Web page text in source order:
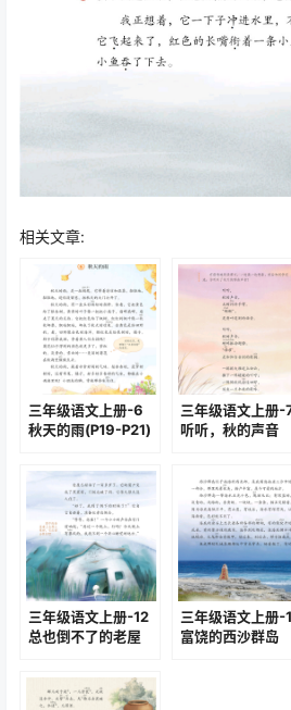
相关文章:
三年级语文上册-6
秋天的雨(P19-P21)
三年级语文上册-
听听，秋的声音
三年级语文上册-12
总也倒不了的老屋
三年级语文上册-
富饶的西沙群岛